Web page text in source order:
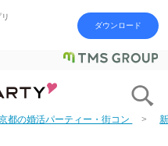
ダウンロード
都の婚活パーティー・街コン